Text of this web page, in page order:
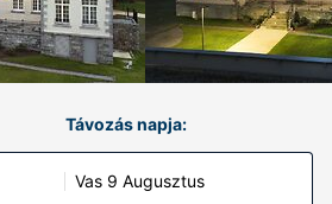
Távozás napja:
Vas 9 Augusztus